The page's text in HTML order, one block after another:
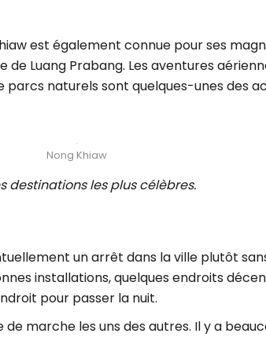
est également connue pour ses
Luang Prabang. Les aventures
naturels sont quelques-unes des
Nong Khiaw
destinations les plus célèbres.
un arrêt dans la ville plutôt
installations, quelques endroits
pour passer la nuit.
marche les uns des autres. Il y a